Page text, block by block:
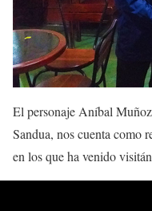
El personaje Aníbal
Sandua, nos cuenta como
en los que ha venido